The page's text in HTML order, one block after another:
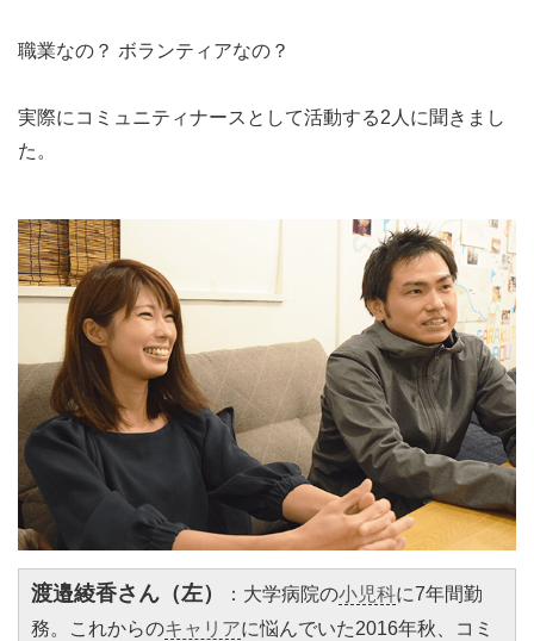
職業なの？ ボランティアなの？
実際にコミュニティナースとして活動する2人に聞きまし
た。
渡邉綾香さん（左） ：大学病院の小児科に7年間勤
務。これからのキャリアに悩んでいた2016年秋、コミ